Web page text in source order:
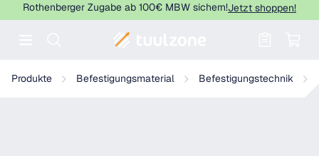
Rothenberger Zugabe ab 100€ MBW sichern!Jetzt shoppen!
Produkte Befestigungsmaterial Befestigungstechnik
SPAX Senkmultikopf T-Star Plus T20 Teilgewinde WIROX, 200